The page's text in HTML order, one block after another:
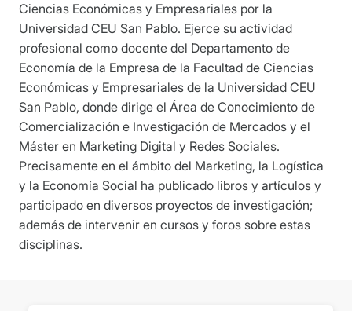
Ciencias Económicas y Empresariales por la
Universidad CEU San Pablo. Ejerce su actividad
profesional como docente del Departamento de
Economía de la Empresa de la Facultad de Ciencias
Económicas y Empresariales de la Universidad CEU
San Pablo, donde dirige el Área de Conocimiento de
Comercialización e Investigación de Mercados y el
Máster en Marketing Digital y Redes Sociales.
Precisamente en el ámbito del Marketing, la Logística
y la Economía Social ha publicado libros y artículos y
participado en diversos proyectos de investigación;
además de intervenir en cursos y foros sobre estas
disciplinas.